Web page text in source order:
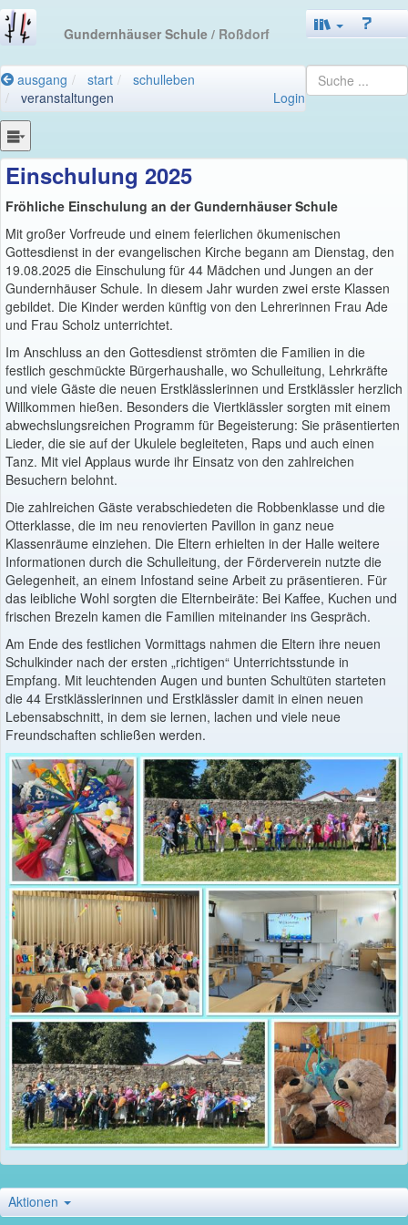
Gundernhäuser Schule / Roßdorf
ausgang start
schulleben
veranstaltungen
Login
Einschulung 2025
Fröhliche Einschulung an der Gundernhäuser Schule
Mit großer Vorfreude und einem feierlichen ökumenischen
Gottesdienst in der evangelischen Kirche begann am Dienstag, den
19.08.2025 die Einschulung für 44 Mädchen und Jungen an der
Gundernhäuser Schule. In diesem Jahr wurden zwei erste Klassen
gebildet. Die Kinder werden künftig von den Lehrerinnen Frau Ade
und Frau Scholz unterrichtet.
Im Anschluss an den Gottesdienst strömten die Familien in die
festlich geschmückte Bürgerhaushalle, wo Schulleitung, Lehrkräfte
und viele Gäste die neuen Erstklässlerinnen und Erstklässler herzlich
Willkommen hießen. Besonders die Viertklässler sorgten mit einem
abwechslungsreichen Programm für Begeisterung: Sie präsentierten
Lieder, die sie auf der Ukulele begleiteten, Raps und auch einen
Tanz. Mit viel Applaus wurde ihr Einsatz von den zahlreichen
Besuchern belohnt.
Die zahlreichen Gäste verabschiedeten die Robbenklasse und die
Otterklasse, die im neu renovierten Pavillon in ganz neue
Klassenräume einziehen. Die Eltern erhielten in der Halle weitere
Informationen durch die Schulleitung, der Förderverein nutzte die
Gelegenheit, an einem Infostand seine Arbeit zu präsentieren. Für
das leibliche Wohl sorgten die Elternbeiräte: Bei Kaffee, Kuchen und
frischen Brezeln kamen die Familien miteinander ins Gespräch.
Am Ende des festlichen Vormittags nahmen die Eltern ihre neuen
Schulkinder nach der ersten „richtigen“ Unterrichtsstunde in
Empfang. Mit leuchtenden Augen und bunten Schultüten starteten
die 44 Erstklässlerinnen und Erstklässler damit in einen neuen
Lebensabschnitt, in dem sie lernen, lachen und viele neue
Freundschaften schließen werden.
Aktionen